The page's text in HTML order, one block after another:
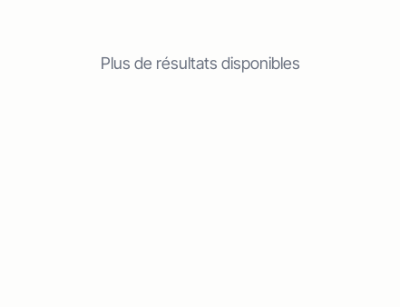
Plus de résultats disponibles